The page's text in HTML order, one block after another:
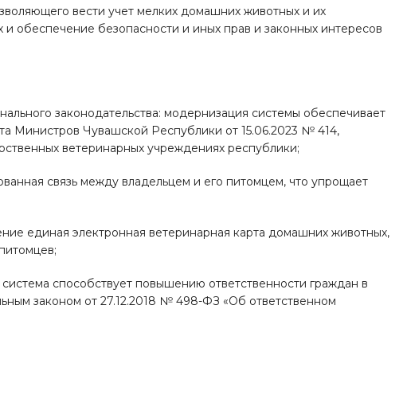
вести учет мелких домашних животных и их
обеспечение безопасности и иных прав и законных интересов
законодательства: модернизация системы обеспечивает
Министров Чувашской Республики от 15.06.2023 № 414,
ветеринарных учреждениях республики;
связь между владельцем и его питомцем, что упрощает
единая электронная ветеринарная карта домашних животных,
способствует повышению ответственности граждан в
законом от 27.12.2018 № 498-ФЗ «Об ответственном